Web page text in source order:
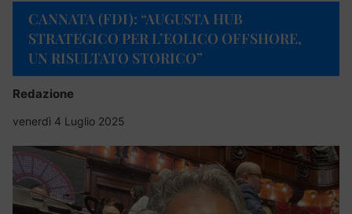
CANNATA (FDI): “AUGUSTA HUB
STRATEGICO PER L’EOLICO OFFSHORE,
UN RISULTATO STORICO”
Redazione
venerdì 4 Luglio 2025